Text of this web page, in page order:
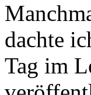
dachte
Tag im